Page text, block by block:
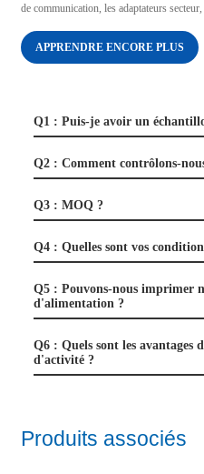
de communication, les adaptateurs
APPRENDRE ENCORE PLUS
Q1 : Puis-je avoir un
Q2 : Comment contrôlons-
Q3 : MOQ ?
Q4 : Quelles sont vos
Q5 : Pouvons-nous imprimer
d'alimentation ?
Q6 : Quels sont les avantages
d'activité ?
Produits associés